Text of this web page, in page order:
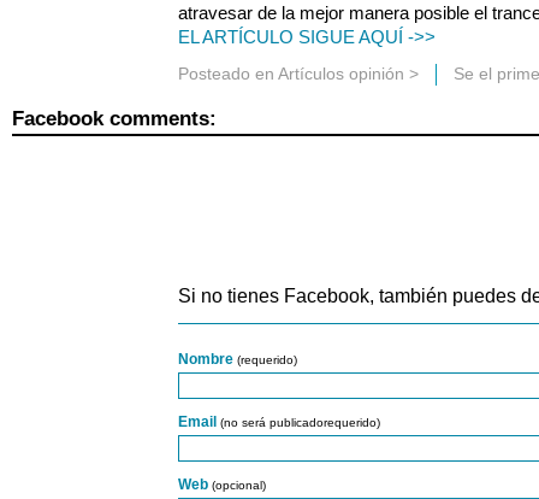
atravesar de la mejor manera posible el
EL ARTÍCULO SIGUE AQUÍ ->>
Posteado en Artículos opinión > Se el
Facebook comments:
Si no tienes Facebook, también puedes
Nombre (requerido)
Email (no será publicadorequerido)
Web (opcional)